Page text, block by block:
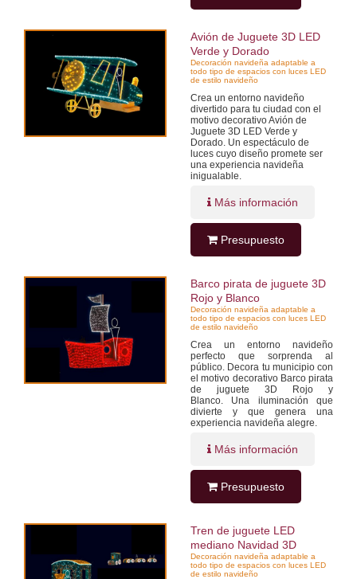
Avión de Juguete 3D LED
Verde y Dorado
Decoración navideña adaptable a
todo tipo de espacios con luces LED
de estilo navideño
Crea un entorno navideño
divertido para tu ciudad con el
motivo decorativo Avión de
Juguete 3D LED Verde y
Dorado. Un espectáculo de
luces cuyo diseño promete ser
una experiencia navideña
inigualable.
Más información
Presupuesto
Barco pirata de juguete 3D
Rojo y Blanco
Decoración navideña adaptable a
todo tipo de espacios con luces LED
de estilo navideño
Crea un entorno navideño
perfecto que sorprenda al
público. Decora tu municipio con
el motivo decorativo Barco pirata
de juguete 3D Rojo y
Blanco. Una iluminación que
divierte y que genera una
experiencia navideña alegre.
Más información
Presupuesto
Tren de juguete LED
mediano Navidad 3D
Decoración navideña adaptable a
todo tipo de espacios con luces LED
de estilo navideño